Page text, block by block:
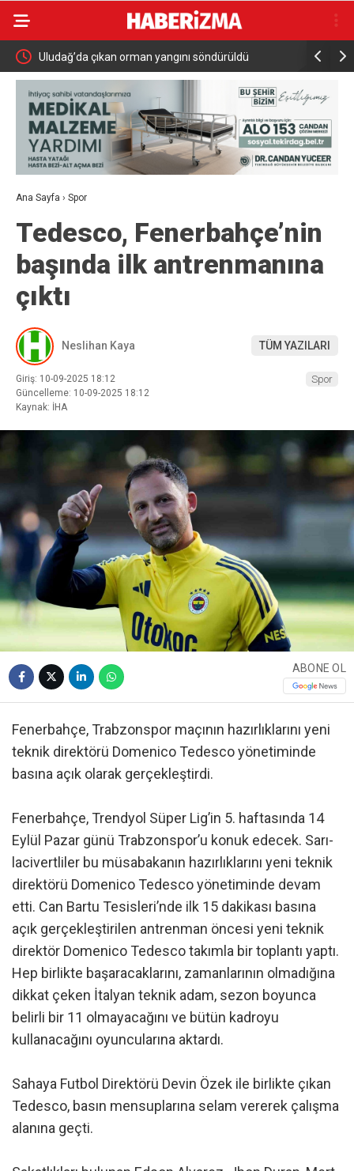
Uludağ’da çıkan orman yangını söndürüldü MGK 6
Güvenlik
Ana Sayfa › Spor
Tedesco, Fenerbahçe’nin
başında ilk antrenmanına
çıktı
Neslihan Kaya TÜM YAZILARI
Giriş: 10-09-2025 18:12
Güncelleme: 10-09-2025 18:12
Kaynak: İHA
Spor
ABONE OL
Fenerbahçe, Trabzonspor maçının hazırlıklarını yeni
teknik direktörü Domenico Tedesco yönetiminde
basına açık olarak gerçekleştirdi.
Fenerbahçe, Trendyol Süper Lig’in 5. haftasında 14
Eylül Pazar günü Trabzonspor’u konuk edecek. Sarı-
lacivertliler bu müsabakanın hazırlıklarını yeni teknik
direktörü Domenico Tedesco yönetiminde devam
etti. Can Bartu Tesisleri’nde ilk 15 dakikası basına
açık gerçekleştirilen antrenman öncesi yeni teknik
direktör Domenico Tedesco takımla bir toplantı yaptı.
Hep birlikte başaracaklarını, zamanlarının olmadığına
dikkat çeken İtalyan teknik adam, sezon boyunca
belirli bir 11 olmayacağını ve bütün kadroyu
kullanacağını oyuncularına aktardı.
Sahaya Futbol Direktörü Devin Özek ile birlikte çıkan
Tedesco, basın mensuplarına selam vererek çalışma
alanına geçti.